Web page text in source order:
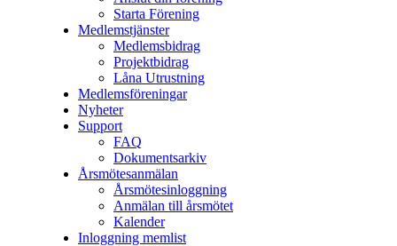
Starta Förening
Medlemstjänster
Medlemsbidrag
Projektbidrag
Låna Utrustning
Medlemsföreningar
Nyheter
Support
FAQ
Dokumentsarkiv
Årsmötesanmälan
Årsmötesinloggning
Anmälan till årsmötet
Kalender
Inloggning memlist